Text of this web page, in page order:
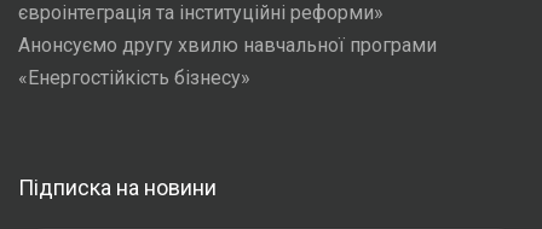
євроінтеграція та інституційні реформи»
Анонсуємо другу хвилю навчальної програми
«Енергостійкість бізнесу»
Підписка на новини